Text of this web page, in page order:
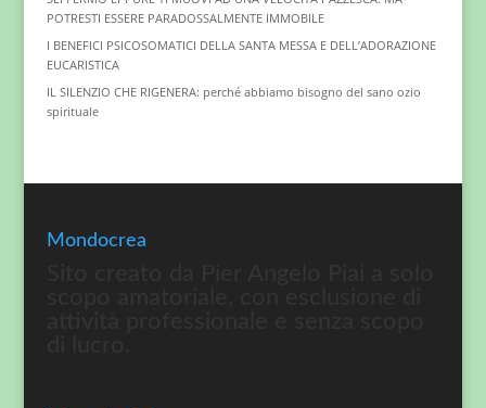
POTRESTI ESSERE PARADOSSALMENTE IMMOBILE
I BENEFICI PSICOSOMATICI DELLA SANTA MESSA E DELL’ADORAZIONE
EUCARISTICA
IL SILENZIO CHE RIGENERA: perché abbiamo bisogno del sano ozio
spirituale
Mondocrea